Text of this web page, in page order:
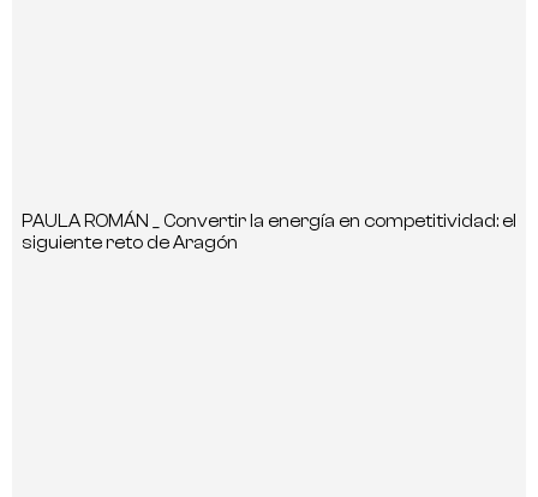
PAULA ROMÁN _ Convertir la energía en competitividad: el
siguiente reto de Aragón